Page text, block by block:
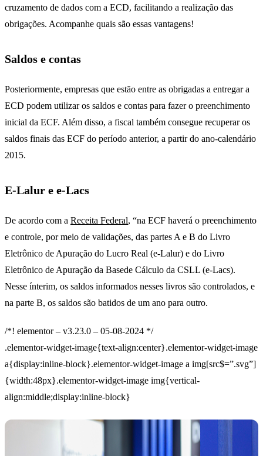
cruzamento de dados com a ECD, facilitando a realização das
obrigações. Acompanhe quais são essas vantagens!
Saldos e contas
Posteriormente, empresas que estão entre as obrigadas a entregar a
ECD podem utilizar os saldos e contas para fazer o preenchimento
inicial da ECF. Além disso, a fiscal também consegue recuperar os
saldos finais das ECF do período anterior, a partir do ano-calendário
2015.
E-Lalur e e-Lacs
De acordo com a Receita Federal, “na ECF haverá o preenchimento
e controle, por meio de validações, das partes A e B do Livro
Eletrônico de Apuração do Lucro Real (e-Lalur) e do Livro
Eletrônico de Apuração da Basede Cálculo da CSLL (e-Lacs).
Nesse ínterim, os saldos informados nesses livros são controlados, e
na parte B, os saldos são batidos de um ano para outro.
/*! elementor – v3.23.0 – 05-08-2024 */
.elementor-widget-image{text-align:center}.elementor-widget-image
a{display:inline-block}.elementor-widget-image a img[src$=”.svg”]
{width:48px}.elementor-widget-image img{vertical-
align:middle;display:inline-block}